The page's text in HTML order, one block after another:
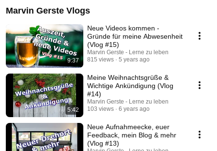
Marvin Gerste Vlogs
9:37
Neue Videos kommen -
Gründe für meine Abwesenheit
(Vlog #15)
Marvin Gerste - Lerne zu leben
815 views
5 years ago
5:42
Meine Weihnachtsgrüße &
Wichtige Ankündigung (Vlog
#14)
Marvin Gerste - Lerne zu leben
103 views
6 years ago
Neue Aufnahmeecke, euer
Feedback, mein Blog & mehr
(Vlog #13)